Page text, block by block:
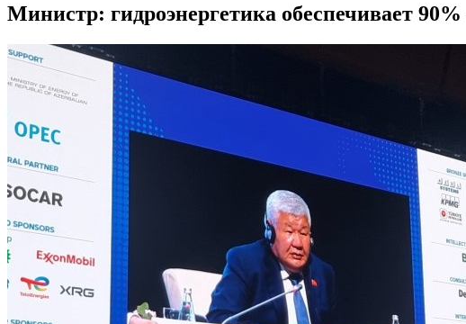
Министр: гидроэнергетика обеспечивает